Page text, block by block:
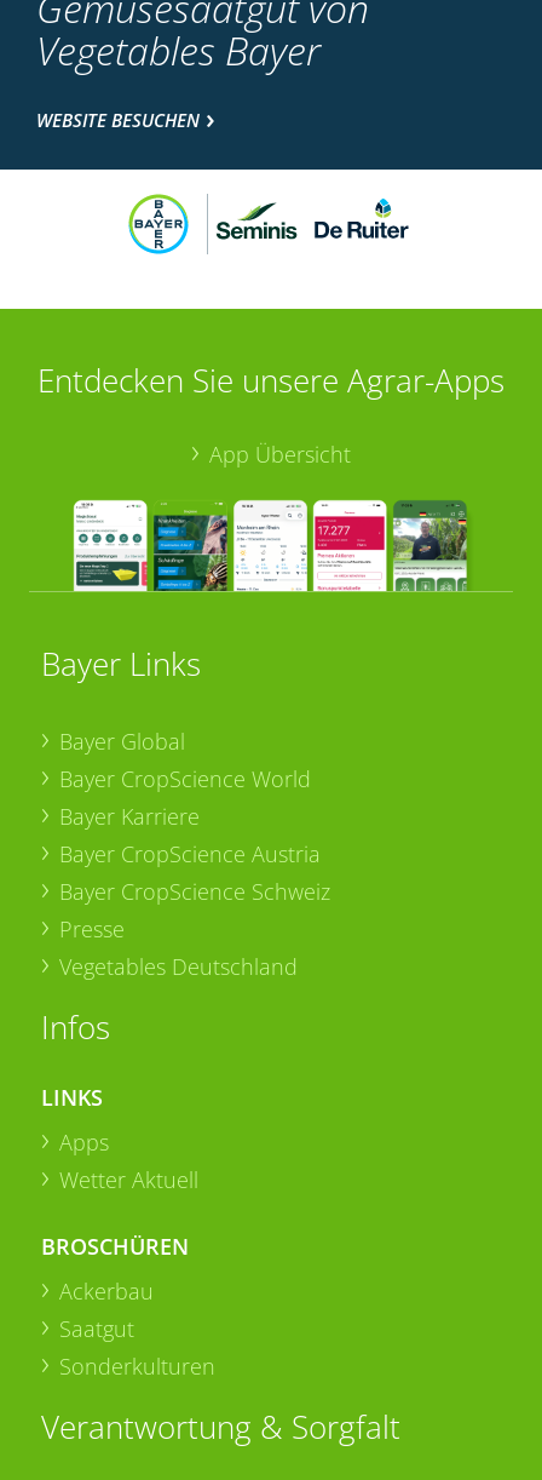
Vegetables Bayer
WEBSITE BESUCHEN
Entdecken Sie unsere Agrar-Apps
App Übersicht
Bayer Links
Bayer Global
Bayer CropScience World
Bayer Karriere
Bayer CropScience Austria
Bayer CropScience Schweiz
Presse
Vegetables Deutschland
Infos
LINKS
Apps
Wetter Aktuell
BROSCHÜREN
Ackerbau
Saatgut
Sonderkulturen
Verantwortung & Sorgfalt